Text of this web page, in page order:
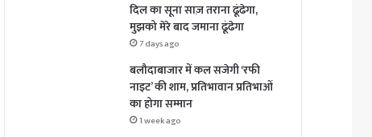
दिल का सूना साज़ तराना ढूंढेगा,
मुझको मेरे बाद जमाना ढूंढेगा
7 days ago
बलौदाबाजार में कल सजेगी ‘रफी
नाइट’ की शाम, प्रतिभावान प्रतिभाओं
का होगा सम्मान
1 week ago